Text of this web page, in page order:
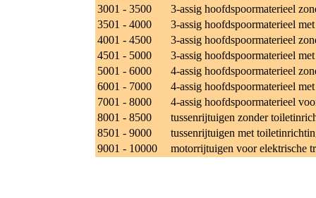
3001 - 3500
3-assig hoofdspoormaterieel
3501 - 4000
3-assig hoofdspoormaterieel
4001 - 4500
3-assig hoofdspoormaterieel
4501 - 5000
3-assig hoofdspoormaterieel
5001 - 6000
4-assig hoofdspoormaterieel
6001 - 7000
4-assig hoofdspoormaterieel
7001 - 8000
4-assig hoofdspoormaterieel
8001 - 8500
tussenrijtuigen zonder
8501 - 9000
tussenrijtuigen met
9001 - 10000
motorrijtuigen voor elektrische